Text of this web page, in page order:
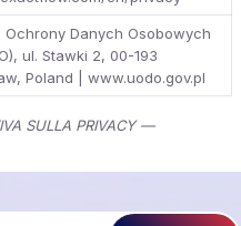
Ochrony Danych Osobowych
ul. Stawki 2, 00-193
Poland | www.uodo.gov.pl
SULLA PRIVACY —